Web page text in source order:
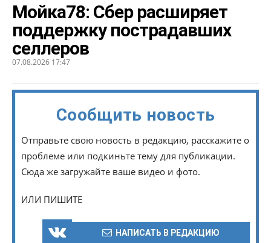
Мойка78: Сбер расширяет
поддержку пострадавших
селлеров
07.08.2026 17:47
Сообщить новость
Отправьте свою новость в редакцию, расскажите о
проблеме или подкиньте тему для публикации.
Сюда же загружайте ваше видео и фото.
ИЛИ ПИШИТЕ
НАПИСАТЬ В РЕДАКЦИЮ